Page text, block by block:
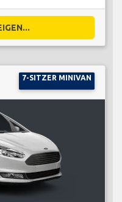
7-SITZER MINIVAN